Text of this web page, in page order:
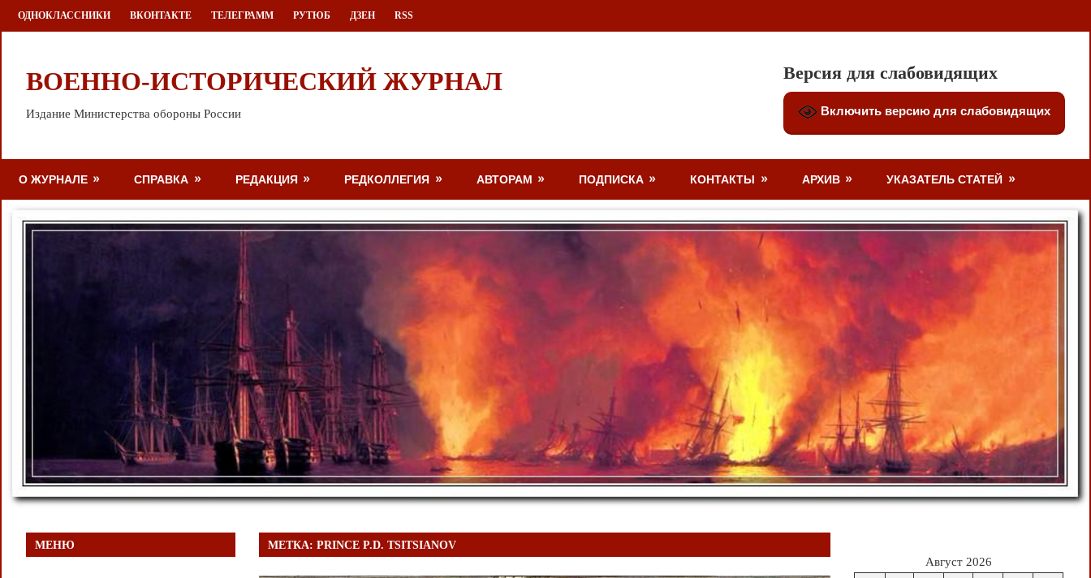
Перейти
к
ОДНОКЛАССНИКИ ВКОНТАКТЕ ТЕЛЕГРАММ РУТЮБ ДЗЕН RSS
ВОЕННО-ИСТОРИЧЕСКИЙ ЖУРНАЛ
Издание Министерства обороны России
Версия для слабовидящих
Включить версию для слабовидящих
О ЖУРНАЛЕ СПРАВКА РЕДАКЦИЯ РЕДКОЛЛЕГИЯ АВТОРАМ ПОДПИСКА КОНТАКТЫ АРХИВ УКАЗАТЕЛЬ СТАТЕЙ
МЕТКА:PRINCE P.D. TSITSIANOV
МЕНЮ
Август 2026